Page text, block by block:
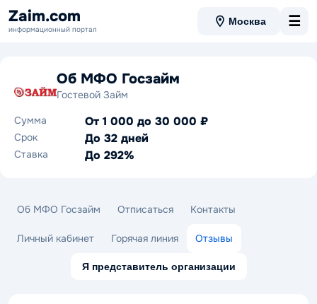
Zaim.com
информационный портал
Москва ☰
Об МФО Госзайм
Гостевой Займ
Сумма
От 1 000 до 30 000 ₽
Срок До 32 дней
Ставка До 292%
Об МФО Госзайм Отписаться Контакты
Личный кабинет Горячая линия Отзывы
Я представитель организации